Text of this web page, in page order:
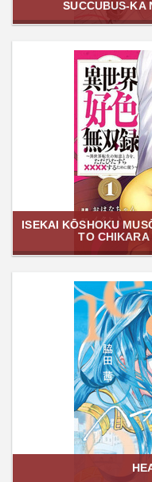
SUCCUBUS-KA
ISEKAI KŌSHOKU
TO CHIKARA